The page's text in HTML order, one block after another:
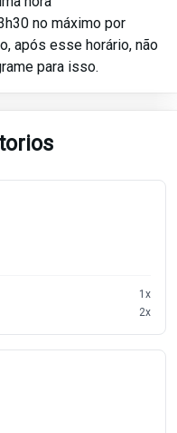
no máximo por
após esse horário, não
1 x
2x